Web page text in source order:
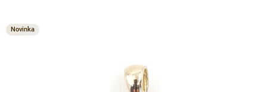
Novinka